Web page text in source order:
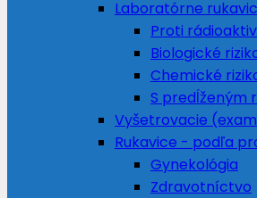
Laboratórne
Proti
Biologické
Chemické
S predĺženým
Vyšetrovacie
Rukavice - podľa
Gynekológia
Zdravotníctvo